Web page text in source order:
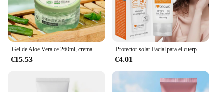
€15.53
Protector solar Facial para el cuerpo, crema solar blanqueadora, fps 90, hidratante, antienvejecimiento, control de aceite y polvo, Reduce la melanina, cuidado de la piel
€4.01